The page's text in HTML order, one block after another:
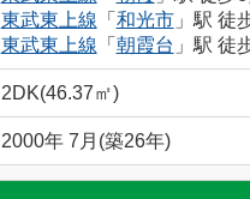
東武東上線 「 和光市」駅 徒
東武東上線 「 朝霞台 」駅 徒
2DK(46.37㎡)
2000年 7月(築26年)